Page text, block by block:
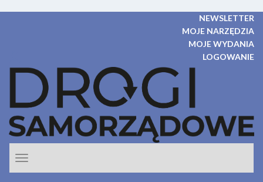
NEWSLETTER
MOJE NARZĘDZIA
MOJE WYDANIA
LOGOWANIE
nawigacje